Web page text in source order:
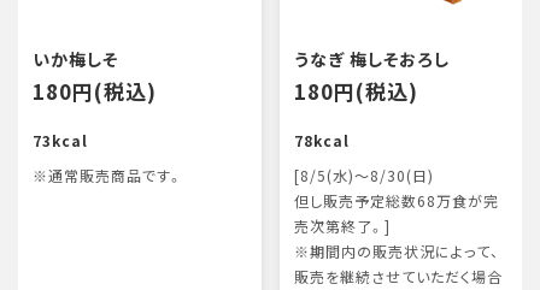
いか梅しそ
180円(税込)
73kcal
※通常販売商品です。
うなぎ 梅しそおろし
180円(税込)
78kcal
[8/5(水)～8/30(日)
但し販売予定総数68万食が完
売次第終了。]
※期間内の販売状況によって、
販売を継続させていただく場合